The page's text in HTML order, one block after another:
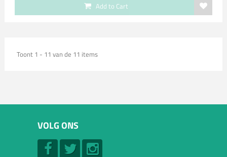
Add to Cart
Toont 1 - 11 van de 11 items
VOLG ONS